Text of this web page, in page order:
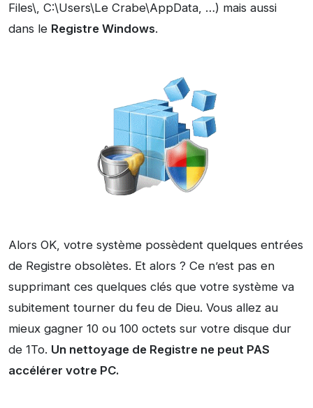
Files\, C:\Users\Le Crabe\AppData, …) mais aussi
dans le Registre Windows.
Alors OK, votre système possèdent quelques entrées
de Registre obsolètes. Et alors ? Ce n’est pas en
supprimant ces quelques clés que votre système va
subitement tourner du feu de Dieu. Vous allez au
mieux gagner 10 ou 100 octets sur votre disque dur
de 1To. Un nettoyage de Registre ne peut PAS
accélérer votre PC.